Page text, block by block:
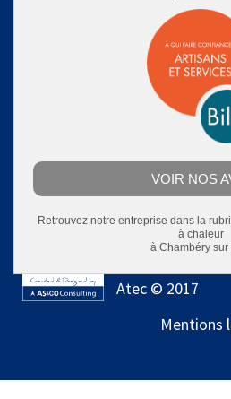
VOIR NOS
Retrouvez notre entreprise dans la
à chaleur
à Chambérysur
Atec © 2017
Mentions